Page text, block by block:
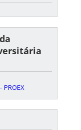
PROEX